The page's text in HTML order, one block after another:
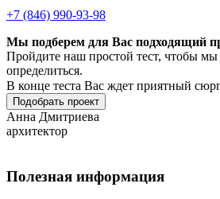
+7 (846) 990-93-98
Мы подберем для Вас подходящий
Пройдите наш простой тест, чтобы
определиться.
В конце теста Вас ждет приятный
Подобрать проект
Анна Дмитриева
архитектор
Полезная информация